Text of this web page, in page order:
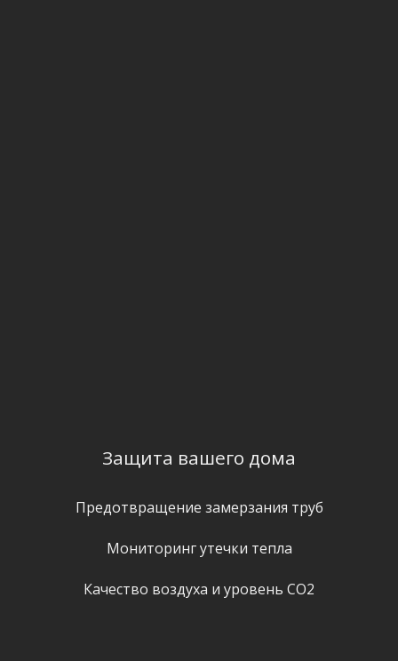
Защита вашего дома
Предотвращение замерзания труб
Мониторинг утечки тепла
Качество воздуха и уровень СО2